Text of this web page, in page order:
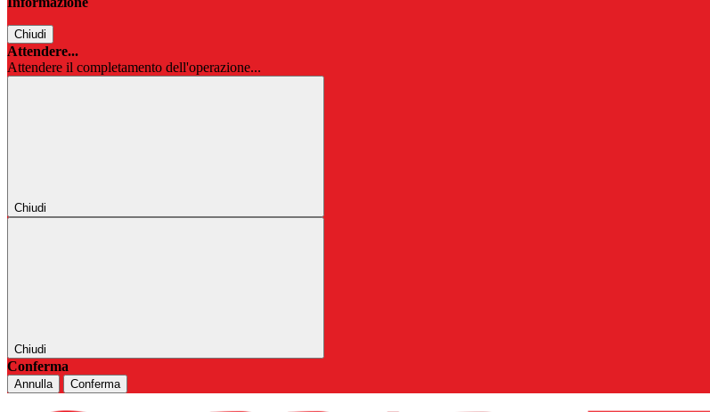
Chiudi
Attendere...
Attendere il completamento dell'operazione...
Chiudi
Chiudi
Conferma
Annulla Conferma